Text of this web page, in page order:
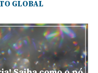
GLOBAL